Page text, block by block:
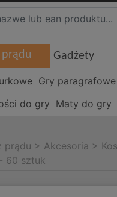
prądu Gadżety
Gry paragrafowe
do gry Maty do gry
prądu > Akcesoria >
60 sztuk